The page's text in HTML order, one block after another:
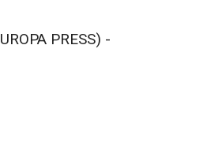
PRESS) -